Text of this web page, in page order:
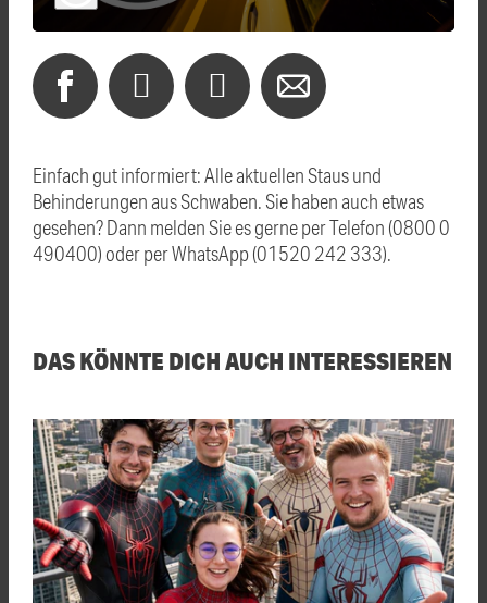
Einfach gut informiert: Alle aktuellen Staus und
Behinderungen aus Schwaben. Sie haben auch etwas
gesehen? Dann melden Sie es gerne per Telefon (0800 0
490400) oder per WhatsApp (01520 242 333).
DAS KÖNNTE DICH AUCH INTERESSIEREN